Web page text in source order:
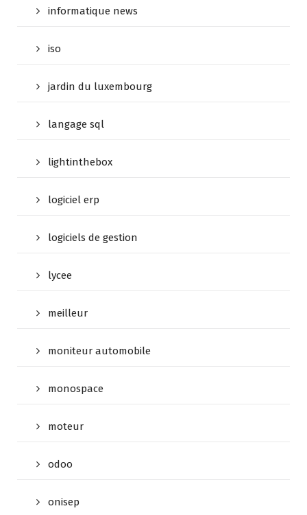
informatique news
iso
jardin du luxembourg
langage sql
lightinthebox
logiciel erp
logiciels de gestion
lycee
meilleur
moniteur automobile
monospace
moteur
odoo
onisep